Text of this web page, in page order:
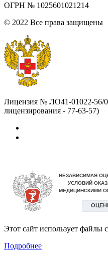
ОГРН № 1025601021214
© 2022 Все права защищены
Лицензия № ЛО41-01022-56/
лицензирования - 77-63-57)
Этот сайт использует файлы
Подробнее